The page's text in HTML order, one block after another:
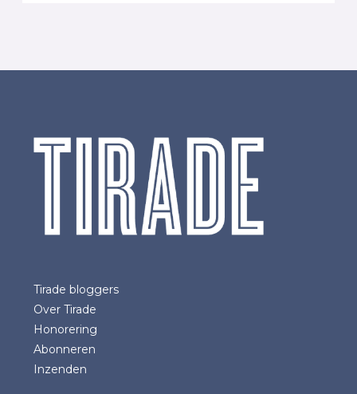
Tirade bloggers
Over Tirade
Honorering
Abonneren
Inzenden